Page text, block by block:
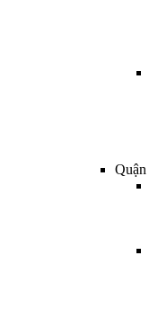
Quận